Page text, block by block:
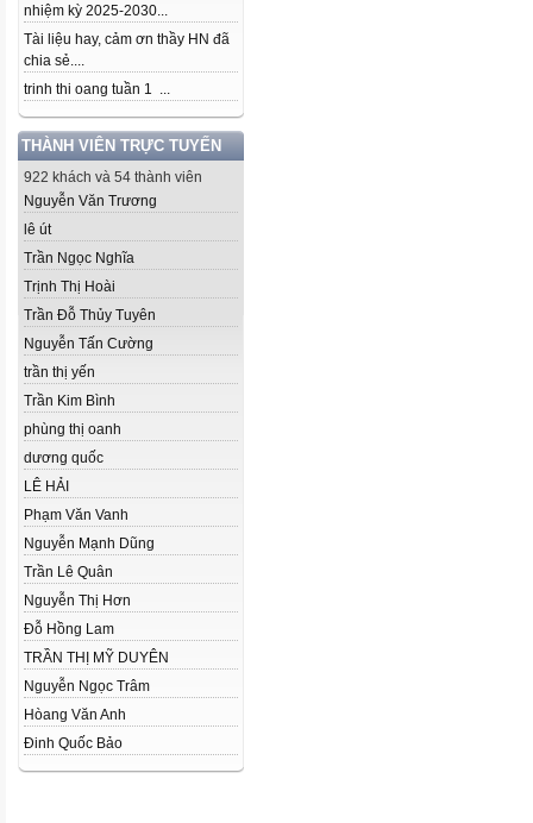
nhiệm kỳ 2025-2030...
Tài liệu hay, cảm ơn thầy HN đã
chia sẻ....
trinh thi oang tuần 1 ...
THÀNH VIÊN TRỰC TUYẾN
922 khách và 54 thành viên
Nguyễn Văn Trương
lê út
Trần Ngọc Nghĩa
Trịnh Thị Hoài
Trần Đỗ Thủy Tuyên
Nguyễn Tấn Cường
trần thị yến
Trần Kim Bình
phùng thị oanh
dương quốc
LÊ HẢI
Phạm Văn Vanh
Nguyễn Mạnh Dũng
Trần Lê Quân
Nguyễn Thị Hơn
Đỗ Hồng Lam
TRẦN THỊ MỸ DUYÊN
Nguyễn Ngọc Trâm
Hòang Văn Anh
Đinh Quốc Bảo